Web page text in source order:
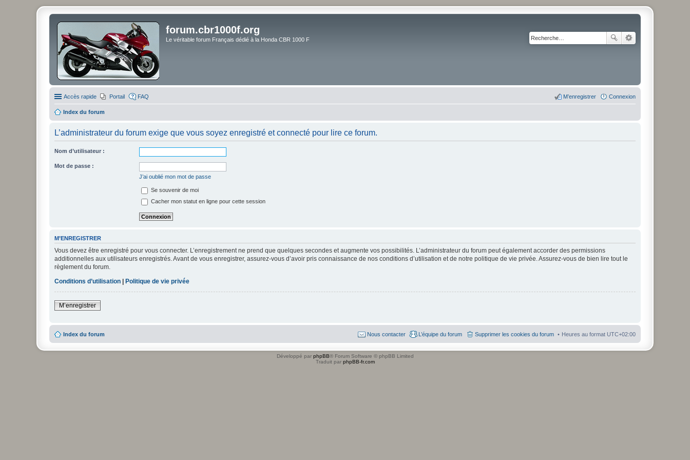
forum.cbr1000f.org
Le véritable forum Français dédié à la Honda CBR 1000 F
Accès rapide Portail FAQ Connexion
M’enregistrer
Index du forum
L’administrateur du forum exige que vous soyez enregistré et connecté pour lire ce forum.
Nom d’utilisateur :
Mot de passe :
J’ai oublié mon mot de passe
Se souvenir de moi
Cacher mon statut en ligne pour cette session
M’ENREGISTRER
Vous devez être enregistré pour vous connecter. L’enregistrement ne prend que quelques secondes et augmente vos possibilités. L’administrateur du forum peut également accorder des permissions
additionnelles aux utilisateurs enregistrés. Avant de vous enregistrer, assurez-vous d’avoir pris connaissance de nos conditions d’utilisation et de notre politique de vie privée. Assurez-vous de bien lire tout le
règlement du forum.
Conditions d’utilisation | Politique de vie privée
M’enregistrer
Index du forum Heures au format UTC+02:00
Supprimer les cookies du forum
L’équipe du forum
Nous contacter
Développé par phpBB® Forum Software © phpBB Limited
Traduit par phpBB-fr.com